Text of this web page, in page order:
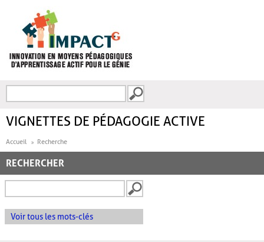
FORMULAIRE DE
VIGNETTES DE PÉDAGOGIE ACTIVE
Accueil Recherche
RECHERCHER
Voir tous les mots-clés